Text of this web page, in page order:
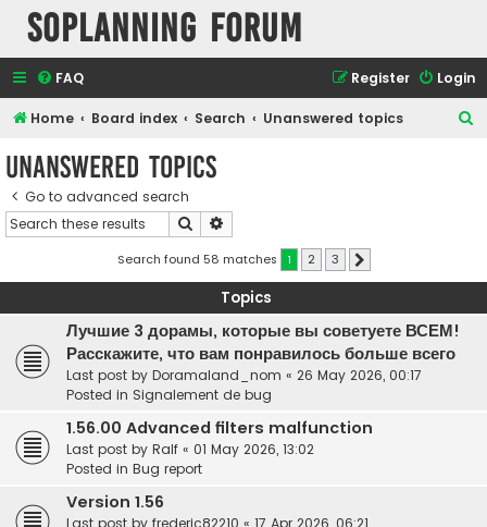
SOPlanning Forum
FAQ Login
Register
Home Board index Search Unanswered topics
Unanswered topics
Go to advanced search
Search
Search found 58 matches 1 2 3
Topics
Лучшие 3 дорамы, которые вы советуете ВСЕМ!
Расскажите, что вам понравилось больше всего
Last post by Doramaland_nom « 26 May 2026, 00:17
Posted in Signalement de bug
1.56.00 Advanced filters malfunction
Last post by Ralf « 01 May 2026, 13:02
Posted in Bug report
Version 1.56